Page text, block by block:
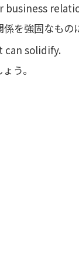
business
を強固なもの
can solidify.
う。